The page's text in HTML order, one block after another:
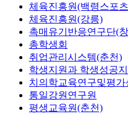
체육진흥원(백령스포
체육진흥원(강릉)
촉매유기반응연구단(
총학생회
취업관리시스템(춘천)
학생지원과 학생성공
치의학교육연구및평가
통일강원연구원
평생교육원(춘천)